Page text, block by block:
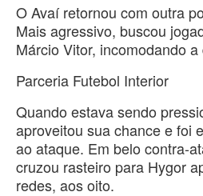
O Avaí retornou com outra
Mais agressivo, buscou
Márcio Vitor, incomodando
Parceria Futebol Interior
Quando estava sendo
aproveitou sua chance e foi
ao ataque. Em belo contra-
cruzou rasteiro para Hygor
redes, aos oito.